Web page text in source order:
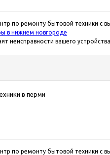
по ремонту бытовой техники с
в нижнем новгороде
неисправности вашего
в перми
по ремонту бытовой техники с